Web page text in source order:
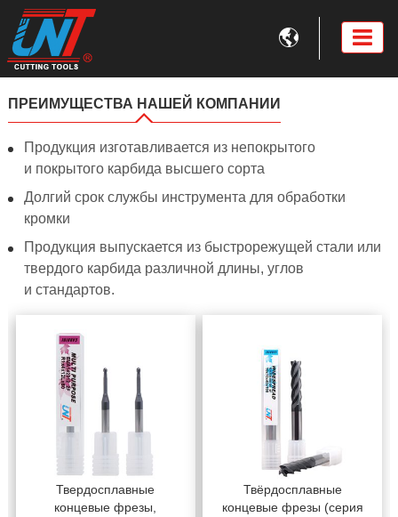

ПРЕИМУЩЕСТВА НАШЕЙ КОМПАНИИ
Продукция изготавливается из непокрытого
и покрытого карбида высшего сорта
Долгий срок службы инструмента для обработки
кромки
Продукция выпускается из быстрорежущей стали или
твердого карбида различной длины, углов
и стандартов.
Твердосплавные
концевые фрезы,
Твёрдосплавные
концевые фрезы (серия